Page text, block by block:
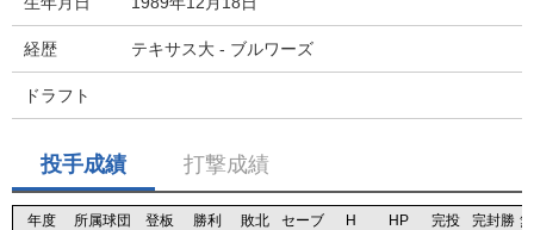
経歴 テキサス大 - ブルワーズ
ドラフト
投手成績 打撃成績
年度 所属球団 登板 勝利 敗北 セーブ H HP 完投 完封勝
年度 所属球団 登板 勝利 敗北 セーブ H HP 完投 完封勝
年度 所属球団 登板 勝利 敗北 セーブ H HP 完投 完封勝
年度 所属球団 登板 勝利 敗北 セーブ H HP 完投 完封勝